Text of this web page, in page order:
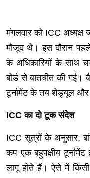
मंगलवार को ICC अध्यक्ष
मौजूद थे। इस दौरान
के अधिकारियों के साथ
बोर्ड से बातचीत की
टूर्नामेंट के तय शेड्यूल और
ICC का दो टूक संदेश
ICC सूत्रों के अनुसार,
कप एक बहुपक्षीय
लागू होते हैं। ऐसे में